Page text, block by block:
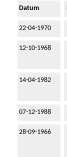
Datum
22-04-1970
12-10-1968
14-04-1982
07-12-1988
28-09-1966